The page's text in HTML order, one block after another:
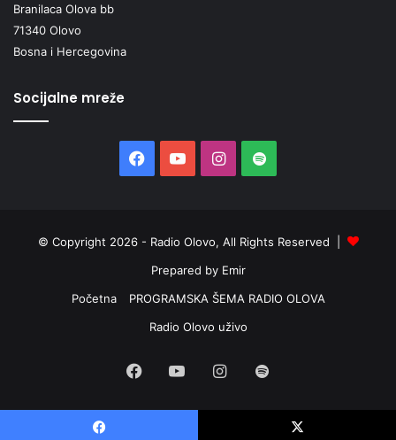
Branilaca Olova bb
71340 Olovo
Bosna i Hercegovina
Socijalne mreže
Facebook
YouTubeInstagram
Spotify
© Copyright 2026 - Radio Olovo, All Rights Reserved |
Prepared by Emir
Početna
PROGRAMSKA ŠEMA RADIO OLOVA
Radio Olovo uživo
Facebook
YouTubeInstagram
Spotify